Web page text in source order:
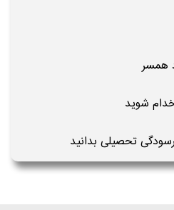
همسر
شوید
تحصیلی بدانید